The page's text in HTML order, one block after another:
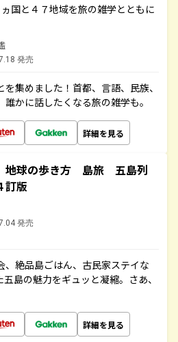
ヵ国と４７地域を旅の雑学とともに
発売
集めました！首都、言語、民族、
かに話したくなる旅の雑学も。
詳細を見る
球の歩き方 島旅 五島列
版
発売
、絶品島ごはん、古民家ステイな
島の魅力をギュッと凝縮。さあ、
詳細を見る